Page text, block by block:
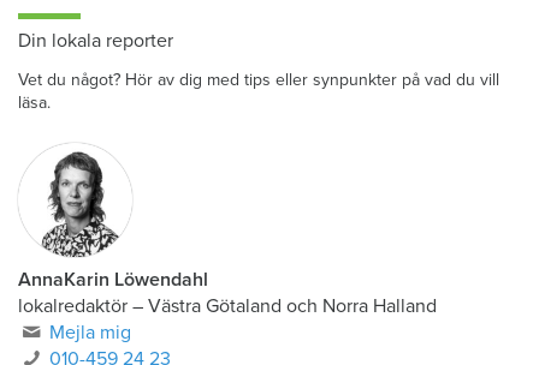
Din lokala reporter
Vet du något? Hör av dig med tips eller synpunkter på vad du vill
läsa.
AnnaKarin Löwendahl
lokalredaktör – Västra Götaland och Norra Halland
Mejla mig
010-459 24 23